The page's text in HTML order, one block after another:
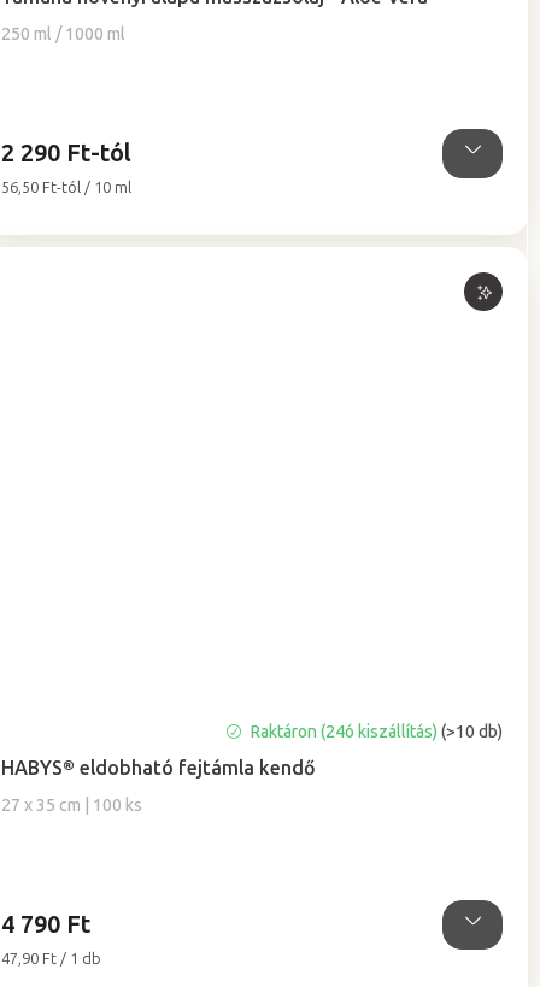
250 ml / 1000 ml
átlagos
értékelése
2 290 Ft-tól
Egységár:
56,50 Ft-tól / 10 ml
HABYS® eldobható fejtámla kendő
27 x 35 cm | 100 ks
átlagos
értékelése
Raktáron (24ó kiszállítás)(>10 db)
4 790 Ft
Egységár:
47,90 Ft / 1 db